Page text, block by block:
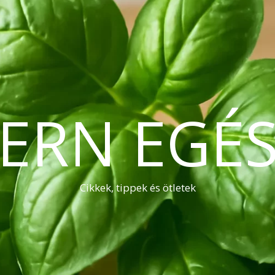
Cikkek, tippek és ötletek